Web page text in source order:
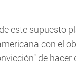
este supuesto
con el
de